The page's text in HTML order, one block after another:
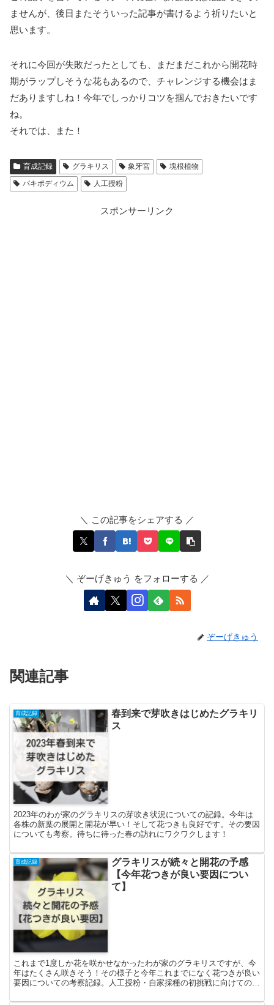
ませんが、後日またそういった記事が書けるよう祈りたいと
思います。
それに今回が失敗だったとしても、まだまだこれから開花時
期がラップしそうな花もあるので、チャレンジする機会はま
だありますしね！今年でしっかりコツを掴んでおきたいです
ね。
それでは、また！
育成記録 グラキリス 象牙宮
塊根植物
パキポディウム
人工授粉
スポンサーリンク
＼ この記事をシェアする ／
＼ ぞーげきゅう をフォローする ／
ぞーげきゅう
関連記事
育成記録
春到来で芽吹きはじめたグラキリ
ス
2023年のわが家のグラキリスの芽吹き状況についての記録。今年は
各株の新葉の展開と開花が早い！そして花つきも良好です。その要因
についても考察。待ちに待った春の訪れにワクワクします！
育成記録
グラキリスが続々と開花の予感
【今年花つきが良い要因につい
て】
これまで1度しか花を咲かせなかったわが家のグラキリスですが、今
年はたくさん咲きそう！その様子と今年これまでになく花つきが良い
要因についての考察記録。人工授粉・自家採種の初挑戦に向けての、